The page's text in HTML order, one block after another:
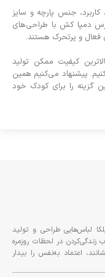
جنس پارچه و سایز
دمپا کش با طراحی‌های
فعال و پرتحرک هستند.
کیفیت ممکن تولید
پیشنهاد می‌کنیم همین
گزینه را برای کودک خود
لباس‌هایی طراحی و تولید
در لحظات روزمره
اعتماد به‌نفس را بیدار